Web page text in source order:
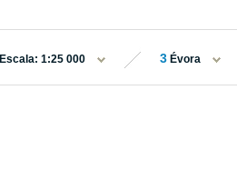
Escala: 1:25 000 3 Évora